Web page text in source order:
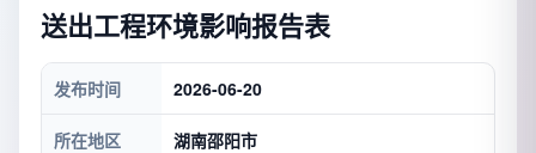
送出工程环境影响报告表
发布时间 2026-06-20
所在地区 湖南邵阳市